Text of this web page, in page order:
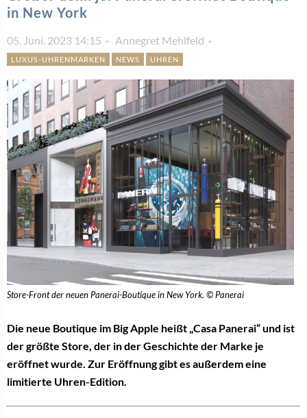
in New York
05. Juni. 2023 14:15 Annegret Mehlfeld
LUXUS-UHRENMARKEN NEWS UHREN
Store-Front der neuen Panerai-Boutique in New York. © Panerai
Die neue Boutique im Big Apple heißt „Casa Panerai“ und ist
der größte Store, der in der Geschichte der Marke je
eröffnet wurde. Zur Eröffnung gibt es außerdem eine
limitierte Uhren-Edition.